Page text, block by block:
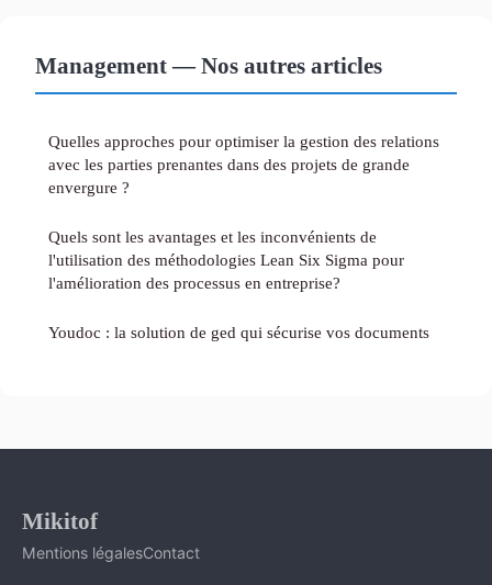
Management — Nos autres articles
Quelles approches pour optimiser la gestion des relations
avec les parties prenantes dans des projets de grande
envergure ?
Quels sont les avantages et les inconvénients de
l'utilisation des méthodologies Lean Six Sigma pour
l'amélioration des processus en entreprise?
Youdoc : la solution de ged qui sécurise vos documents
Mikitof
Mentions légalesContact